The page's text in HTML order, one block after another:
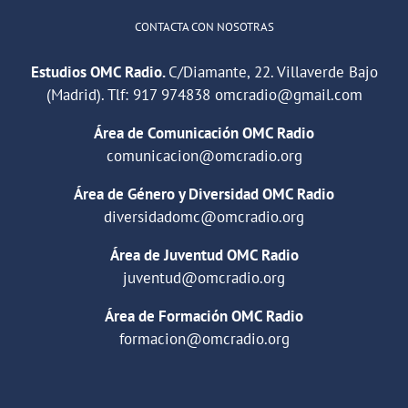
CONTACTA CON NOSOTRAS
Estudios OMC Radio.C/Diamante, 22. Villaverde Bajo
(Madrid). Tlf: 917 974838 omcradio@gmail.com
Área de Comunicación OMC Radio
comunicacion@omcradio.org
Área de Género y Diversidad OMC Radio
diversidadomc@omcradio.org
Área de Juventud OMC Radio
juventud@omcradio.org
Área de Formación OMC Radio
formacion@omcradio.org